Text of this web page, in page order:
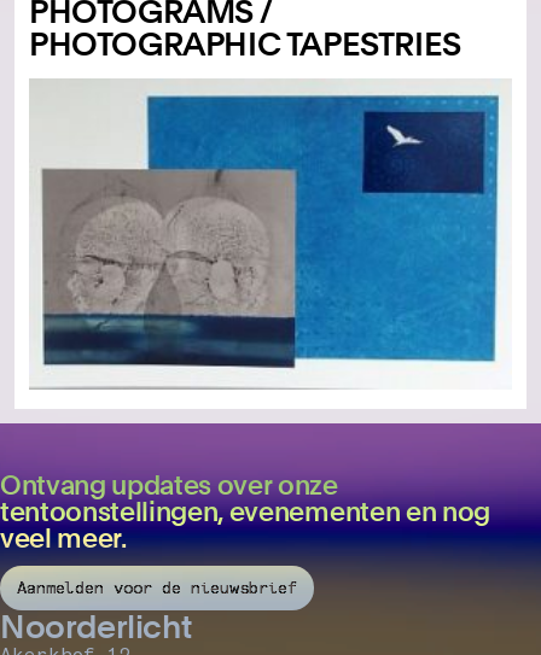
PHOTOGRAMS /
PHOTOGRAPHIC TAPESTRIES
Ontvang updates over onze
tentoonstellingen, evenementen en nog
veel meer.
Aanmelden voor de nieuwsbrief
Noorderlicht